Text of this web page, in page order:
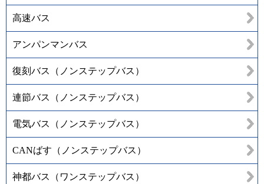
高速バス
アンパンマンバス
復刻バス（ノンステップバス）
連節バス（ノンステップバス）
電気バス（ノンステップバス）
CANばす（ノンステップバス）
神都バス（ワンステップバス）